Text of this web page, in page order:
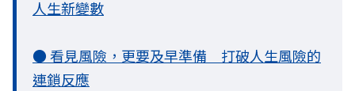
人生新變數
● 看見風險，更要及早準備 打破人生風險的
連鎖反應